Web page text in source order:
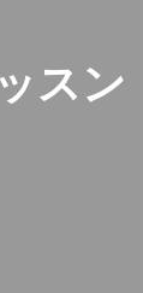
スン